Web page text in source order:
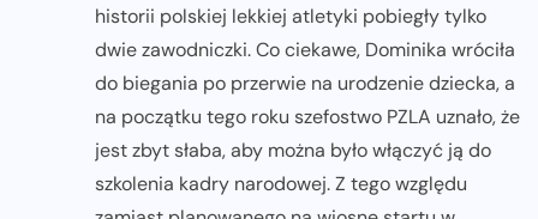
historii polskiej lekkiej atletyki pobiegły tylko
dwie zawodniczki. Co ciekawe, Dominika wróciła
do biegania po przerwie na urodzenie dziecka, a
na początku tego roku szefostwo PZLA uznało, że
jest zbyt słaba, aby można było włączyć ją do
szkolenia kadry narodowej. Z tego względu